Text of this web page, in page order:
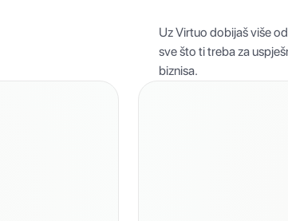
Uz Virtuo dobijaš više
sve što ti treba za
biznisa.